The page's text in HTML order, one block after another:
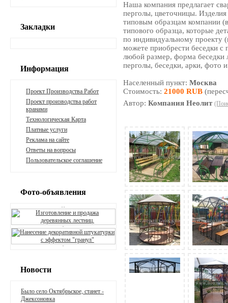
Наша компания предлагает
перголы, цветочницы. Изделия
типовым образцам компании
типового образца, которые
по индивидуальному
можете приобрести беседки
любой размер, форма
перголы, беседки, арки, фото
Населенный пункт:Москва
Стоимость:21000 RUB
Автор:Компания Неолит
Закладки
Информация
Проект Производства Работ
Проект производства работ
кранами
Технологическая Карта
Платные услуги
Реклама на сайте
Ответы на вопросы
Пользовательское соглашение
Фото-объявления
Новости
Было село Октябрьское, станет -
Джексоновка